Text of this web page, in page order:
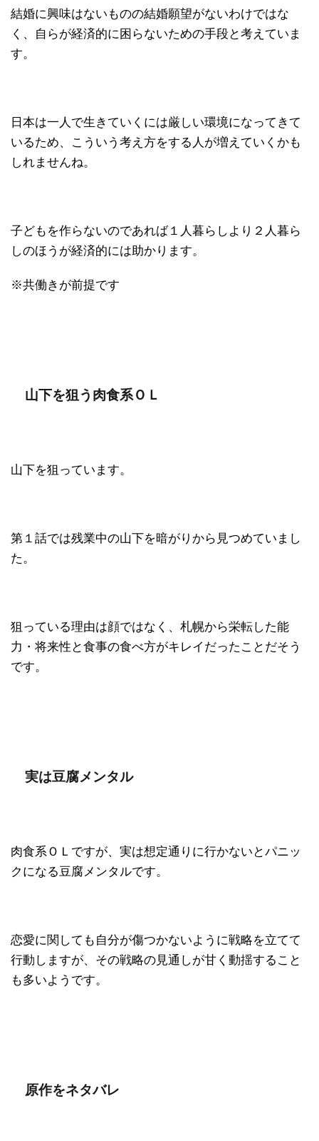
結婚に興味はないものの結婚願望がないわけではな
く、自らが経済的に困らないための手段と考えていま
す。
日本は一人で生きていくには厳しい環境になってきて
いるため、こういう考え方をする人が増えていくかも
しれませんね。
子どもを作らないのであれば１人暮らしより２人暮ら
しのほうが経済的には助かります。
※共働きが前提です
山下を狙う肉食系ＯＬ
山下を狙っています。
第１話では残業中の山下を暗がりから見つめていまし
た。
狙っている理由は顔ではなく、札幌から栄転した能
力・将来性と食事の食べ方がキレイだったことだそう
です。
実は豆腐メンタル
肉食系ＯＬですが、実は想定通りに行かないとパニッ
クになる豆腐メンタルです。
恋愛に関しても自分が傷つかないように戦略を立てて
行動しますが、その戦略の見通しが甘く動揺すること
も多いようです。
原作をネタバレ